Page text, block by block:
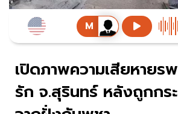
เปิดภาพความเสียหาย
รัก จ.สุรินทร์ หลังถูกกร